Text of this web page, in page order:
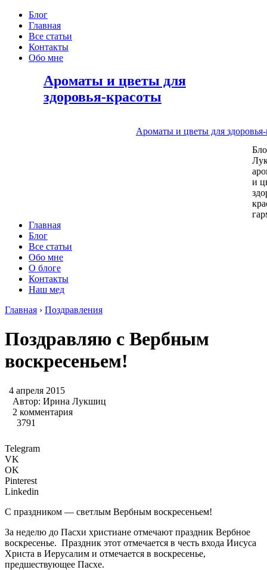
Блог
Главная
Все статьи
Контакты
Обо мне
Ароматы и цветы для
здоровья-красоты
Ароматы и цветы для
и
Главная
Блог
Все статьи
Обо мне
О блоге
Контакты
Наш мед
Главная › Поздравления
Поздравляю с Вербным
воскресеньем!
4 апреля 2015
Автор: Ирина Лукшиц
2 комментария
3791
Telegram
VK
OK
Pinterest
Linkedin
С праздником — светлым Вербным воскресеньем!
За неделю до Пасхи христиане отмечают праздник Вербное
воскресенье. Праздник этот отмечается в честь входа Иисуса
Христа в Иерусалим и отмечается в воскресенье,
предшествующее Пасхе.